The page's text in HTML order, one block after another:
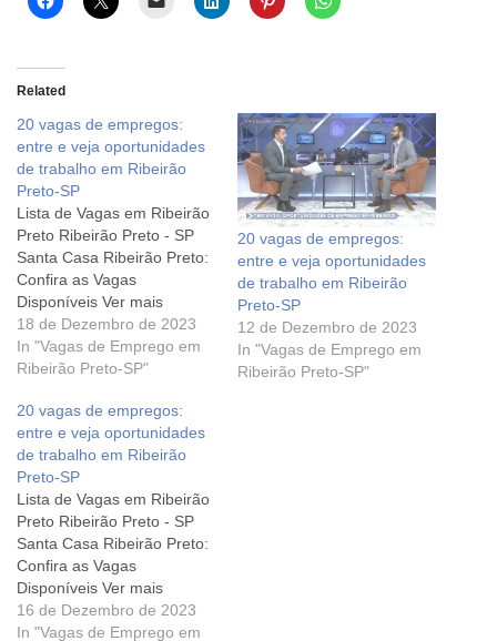
Related
20 vagas de empregos:
entre e veja oportunidades
de trabalho em Ribeirão
Preto-SP
Lista de Vagas em Ribeirão
Preto Ribeirão Preto - SP
Santa Casa Ribeirão Preto:
Confira as Vagas
Disponíveis Ver mais
Ribeirão Preto - SP AMBEV
Contrata Ver mais Ribeirão
Preto - SP Cacau Show-
mais Ribeirão Preto - SP
Vendedor | Vans Ribeirão
Ver mais Ribeirão Preto…
18 de Dezembro de 2023
In "Vagas de Emprego em
Ribeirão Preto-SP"
20 vagas de empregos:
entre e veja oportunidades
de trabalho em Ribeirão
Preto-SP
12 de Dezembro de 2023
In "Vagas de Emprego em
Ribeirão Preto-SP"
20 vagas de empregos:
entre e veja oportunidades
de trabalho em Ribeirão
Preto-SP
Lista de Vagas em Ribeirão
Preto Ribeirão Preto - SP
Santa Casa Ribeirão Preto:
Confira as Vagas
Disponíveis Ver mais
Ribeirão Preto - SP AMBEV
Contrata Ver mais Ribeirão
16 de Dezembro de 2023
In "Vagas de Emprego em